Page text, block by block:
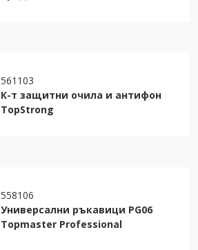
561103
К-т защитни очила и антифон
TopStrong
558106
Универсални ръкавици PG06
Topmaster Professional